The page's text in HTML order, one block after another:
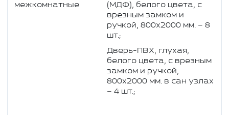
межкомнатные
(МДФ), белого цвета, с
врезным замком и
ручкой, 800х2000 мм. – 8
шт.;
Дверь-ПВХ, глухая,
белого цвета, с врезным
замком и ручкой,
800х2000 мм. в сан узлах
– 4 шт.;